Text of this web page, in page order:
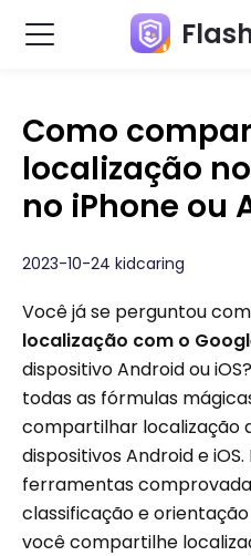
Como
localização
no iPhone ou
2023-10-24 kidcaring
Você já se perguntou
localização com o
dispositivo Android ou
todas as fórmulas
compartilhar localização
dispositivos Android e
ferramentas
classificação e
você compartilhe